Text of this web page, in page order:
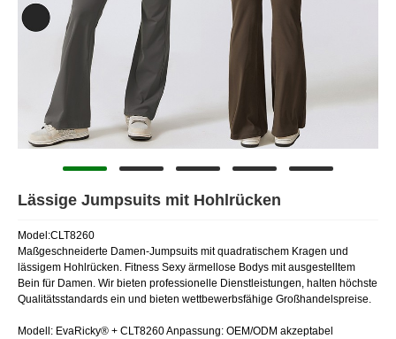
Lässige Jumpsuits mit Hohlrücken
Model:CLT8260
Maßgeschneiderte Damen-Jumpsuits mit quadratischem Kragen und
lässigem Hohlrücken. Fitness Sexy ärmellose Bodys mit ausgestelltem
Bein für Damen. Wir bieten professionelle Dienstleistungen, halten höchste
Qualitätsstandards ein und bieten wettbewerbsfähige Großhandelspreise.
Modell: EvaRicky® + CLT8260 Anpassung: OEM/ODM akzeptabel